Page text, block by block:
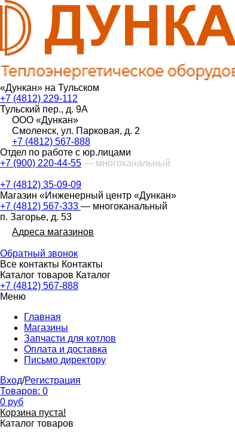
«Дункан» на Тульском
+7 (4812) 229-112
Тульский пер., д. 9А
ООО «Дункан»
Смоленск, ул. Парковая, д. 2
+7 (4812) 567-888
Отдел по работе с юр.лицами
+7 (900) 220-44-55 — многоканальный
+7 (4812) 35-09-09
Магазин «Инженерный центр «Дункан»
+7 (4812) 567-333 — многоканальный
п. Загорье, д. 53
Адреса магазинов
Обратный звонок
Все контакты Контакты
Каталог товаров Каталог
+7 (4812) 567-888
Меню
Главная
Магазины
Запчасти для котлов
Оплата и доставка
Письмо директору
Вход/Регистрация
Товаров: 0
0 руб
Корзина пуста!
Каталог товаров